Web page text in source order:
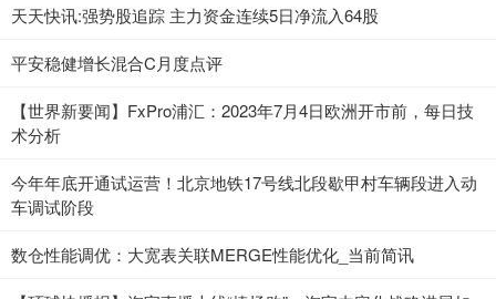
天天快讯:强势股追踪 主力资金连续5日净流入64股
平安稳健增长混合C月度点评
【世界新要闻】FxPro浦汇：2023年7月4日欧洲开市前，每日技
术分析
今年年底开通试运营！北京地铁17号线北段歇甲村车辆段进入动
车调试阶段
数仓性能调优：大宽表关联MERGE性能优化_当前简讯